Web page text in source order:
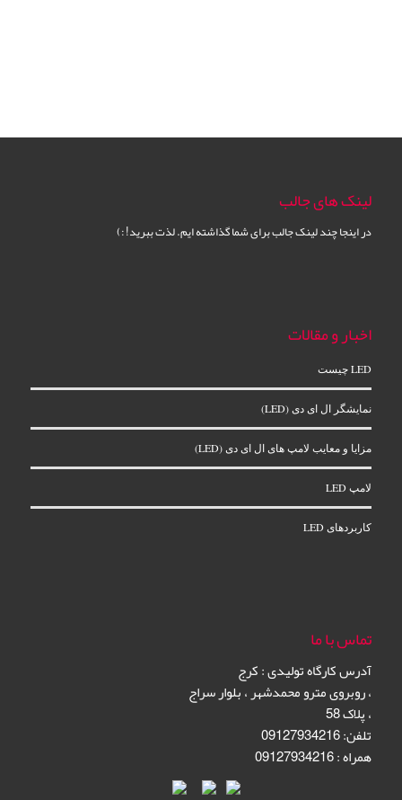
لینک های جالب
در اینجا چند لینک جالب برای شما گذاشته ایم. لذت ببرید! :)
اخبار و مقالات
LED چیست
نمایشگر ال‌ ای‌ دی (LED)
مزایا و معایب لامپ های ال ای دی (LED)
لامپ LED
کاربردهای LED
تماس با ما
آدرس کارگاه تولیدی:کرج
،روبروی مترو محمدشهر،بلوار سراج
،پلاک 58
تلفن: 09127934216
همراه : 09127934216